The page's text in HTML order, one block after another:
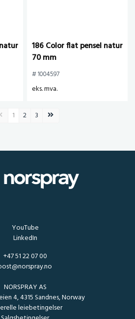
186 Color flat pensel natur
70 mm
# 1004597
eks. mva.
Forrige side
1 2 3 Neste side
YouTube
LinkedIn
+47 51 22 07 00
NORSPRAY AS
4, 4315 Sandnes, Norway
leiebetingelser